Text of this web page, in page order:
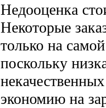
Недооценка
Некоторые
только на
поскольку
экономию на